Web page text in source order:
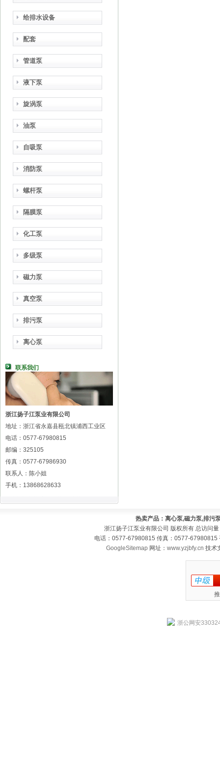
给排水设备
配套
管道泵
液下泵
旋涡泵
油泵
自吸泵
消防泵
螺杆泵
隔膜泵
化工泵
多级泵
磁力泵
真空泵
排污泵
离心泵
联系我们
浙江扬子江泵业有限公司
地址：浙江省永嘉县瓯北镇浦西工业区
电话：0577-67980815
邮编：325105
传真：0577-67986930
联系人：陈小姐
手机：13868628633
热卖产品：离心泵,磁力泵,排污
浙江扬子江泵业有限公司 版权所有 总访问
电话：0577-67980815 传真：0577-
GoogleSitemap 网址：www.yzjbfy.cn 技术
浙公网安